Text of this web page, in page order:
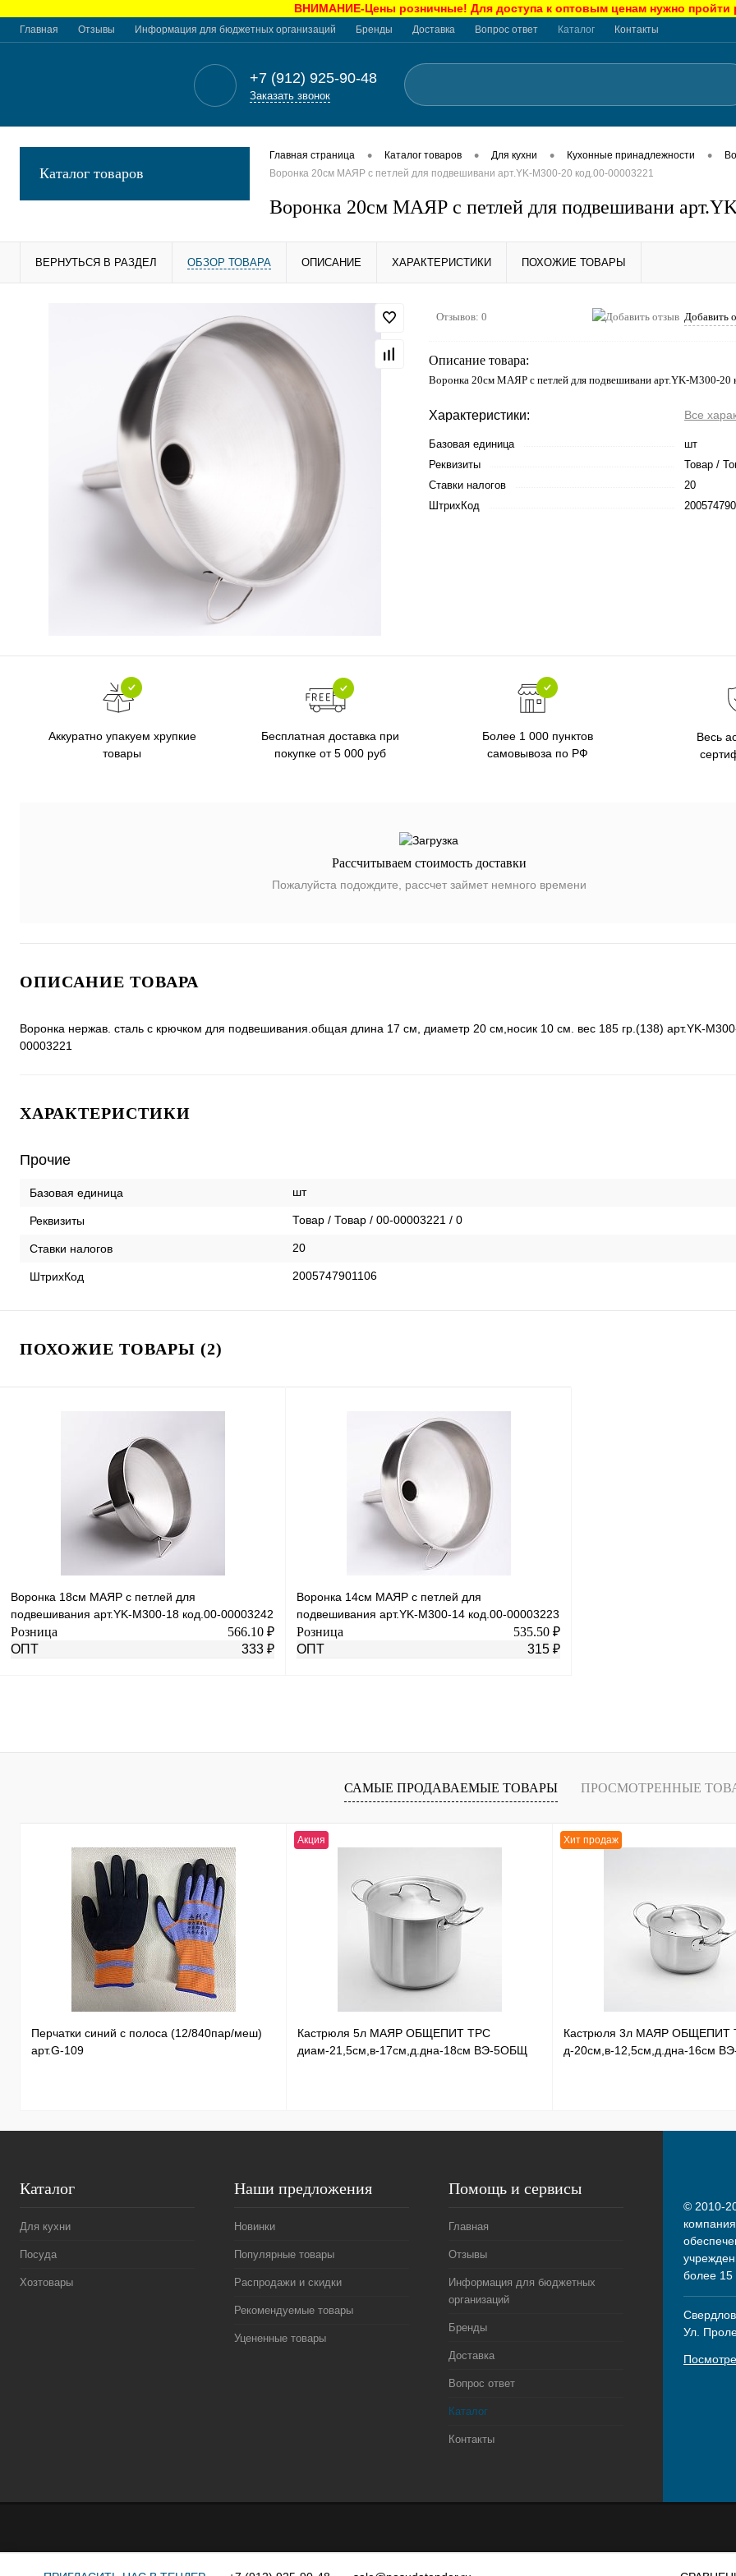
ВНИМАНИЕ-Цены розничные! Для доступа к оптовым ценам нужно пройти
Главная Отзывы Информация для бюджетных организаций Бренды Доставка Вопрос ответ Каталог Контакты
+7 (912) 925-90-48
Заказать звонок
Каталог товаров
Главная страница • Каталог товаров • Для кухни • Кухонные принадлежности •
Воронка 20см МАЯР с петлей для подвешивани арт.YK-М300-20 код.00-00003221
Воронка 20см МАЯР с петлей для подвешивани
ВЕРНУТЬСЯ В РАЗДЕЛ ОБЗОР ТОВАРА ОПИСАНИЕ ХАРАКТЕРИСТИКИ ПОХОЖИЕ ТОВАРЫ
Отзывов: 0 Добавить
Описание товара:
Воронка 20см МАЯР с петлей для подвешивани арт.YK-М300-20
Характеристики: Все
Базовая единица
шт
Реквизиты
Товар /
Ставки налогов
20
ШтрихКод
Аккуратно упакуем хрупкие
товары
Бесплатная доставка при
покупке от 5 000 руб
Более 1 000 пунктов
самовывоза по РФ
Весь
Рассчитываем стоимость доставки
Пожалуйста подождите, рассчет займет немного времени
ОПИСАНИЕ ТОВАРА
Воронка нержав. сталь с крючком для подвешивания.общая длина 17 см, диаметр 20 см,носик 10 см. вес 185 гр.(138) арт.YK-
00003221
ХАРАКТЕРИСТИКИ
Прочие
Базовая единица шт
Реквизиты Товар / Товар / 00-00003221 / 0
Ставки налогов 20
ШтрихКод 2005747901106
ПОХОЖИЕ ТОВАРЫ (2)
Воронка 18см МАЯР с петлей для
подвешивания арт.YK-М300-18 код.00-00003242
Розница
566.10 ₽
ОПТ
333 ₽
Купить в 1 клик К сравнению
Воронка 14см МАЯР с петлей для
подвешивания арт.YK-М300-14 код.00-00003223
Розница
535.50 ₽
ОПТ
315 ₽
Купить в 1 клик К сравнению
наличии
САМЫЕ ПРОДАВАЕМЫЕ ТОВАРЫ ПРОСМОТРЕННЫЕ
Перчатки синий с полоса (12/840пар/меш)
арт.G-109
Акция
Кастрюля 5л МАЯР ОБЩЕПИТ ТРС
диам-21,5см,в-17см,д.дна-18см ВЭ-5ОБЩ
Хит продаж
Кастрюля 3л МАЯР ОБЩЕПИТ
д-20см,в-12,5см,д.дна-16см
Каталог
Для кухни
Посуда
Хозтовары
Наши предложения
Новинки
Популярные товары
Распродажи и скидки
Рекомендуемые товары
Уцененные товары
Помощь и сервисы
Главная
Отзывы
Информация для бюджетных
организаций
Бренды
Доставка
Вопрос ответ
Каталог
Контакты
© 2010-
более
Ул.